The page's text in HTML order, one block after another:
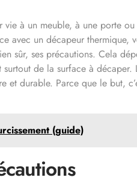
à un meuble, à une porte
avec un décapeur thermique,
sûr, ses précautions. Cela
de la surface à décaper.
durable. Parce que le but,
(guide)